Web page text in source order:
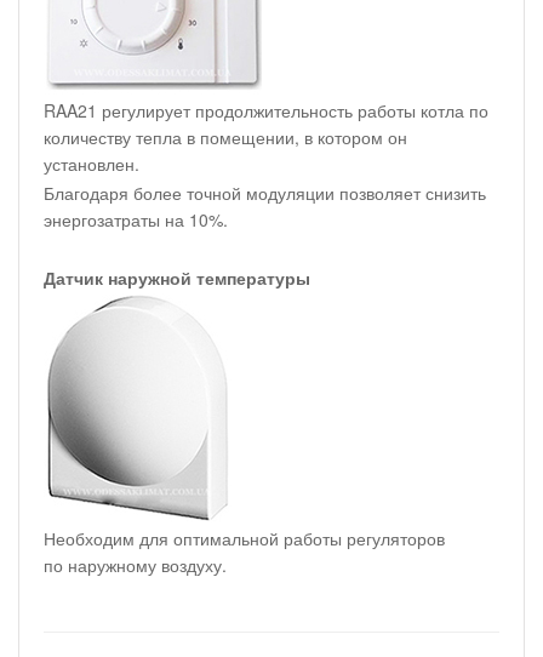
RAA21 регулирует продолжительность работы котла по
количеству тепла в помещении, в котором он
установлен.
Благодаря более точной модуляции позволяет снизить
энергозатраты на 10%.
Датчик наружной температуры
Необходим для оптимальной работы регуляторов
по наружному воздуху.